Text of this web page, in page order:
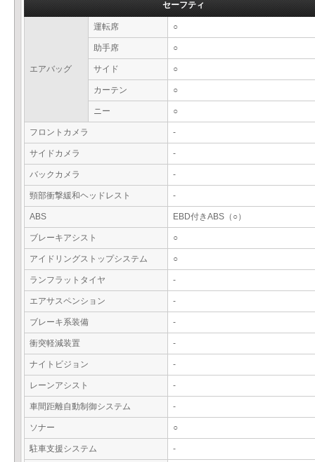
セーフティ
エアバッグ
運転席 ○
助手席 ○
サイド ○
カーテン ○
ニー ○
フロントカメラ -
サイドカメラ -
バックカメラ -
頸部衝撃緩和ヘッドレスト -
ABS EBD付きABS（○）
ブレーキアシスト ○
アイドリングストップシステム ○
ランフラットタイヤ -
エアサスペンション -
ブレーキ系装備 -
衝突軽減装置 -
ナイトビジョン -
レーンアシスト -
車間距離自動制御システム -
ソナー ○
駐車支援システム -